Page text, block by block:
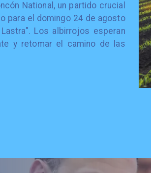
National, un partido crucial
para el domingo 24 de agosto
Los albirrojos esperan
y retomar el camino de las